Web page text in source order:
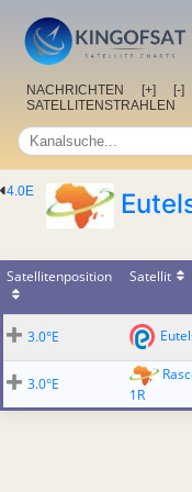
NACHRICHTEN [+] [-]
SATELLITENSTRAHLEN
4.0E
Satellitenposition Satellit
3.0°E
3.0°E
1R